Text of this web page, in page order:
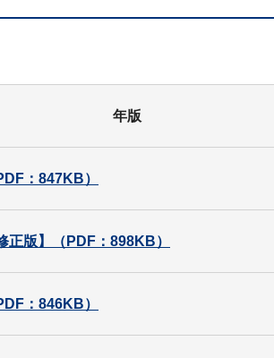
年版
：847KB）
正版】（PDF：898KB）
：846KB）